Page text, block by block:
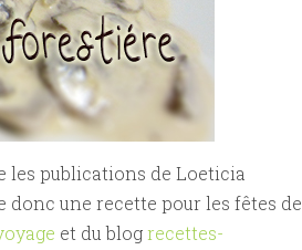
les publications de Loeticia
donc une recette pour les fêtes de
et du blogrecettes-